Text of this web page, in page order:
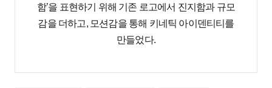
함’을 표현하기 위해 기존 로고에서 진지함과 규모
감을 더하고, 모션감을 통해 키네틱 아이덴티티를
만들었다.